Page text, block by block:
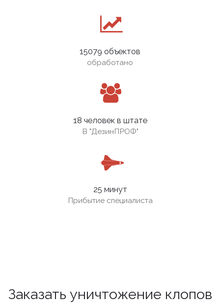
15079 объектов
обработано
18 человек в штате
В "ДезинПРОФ"
25 минут
Прибытие специалиста
Заказать уничтожение клопов